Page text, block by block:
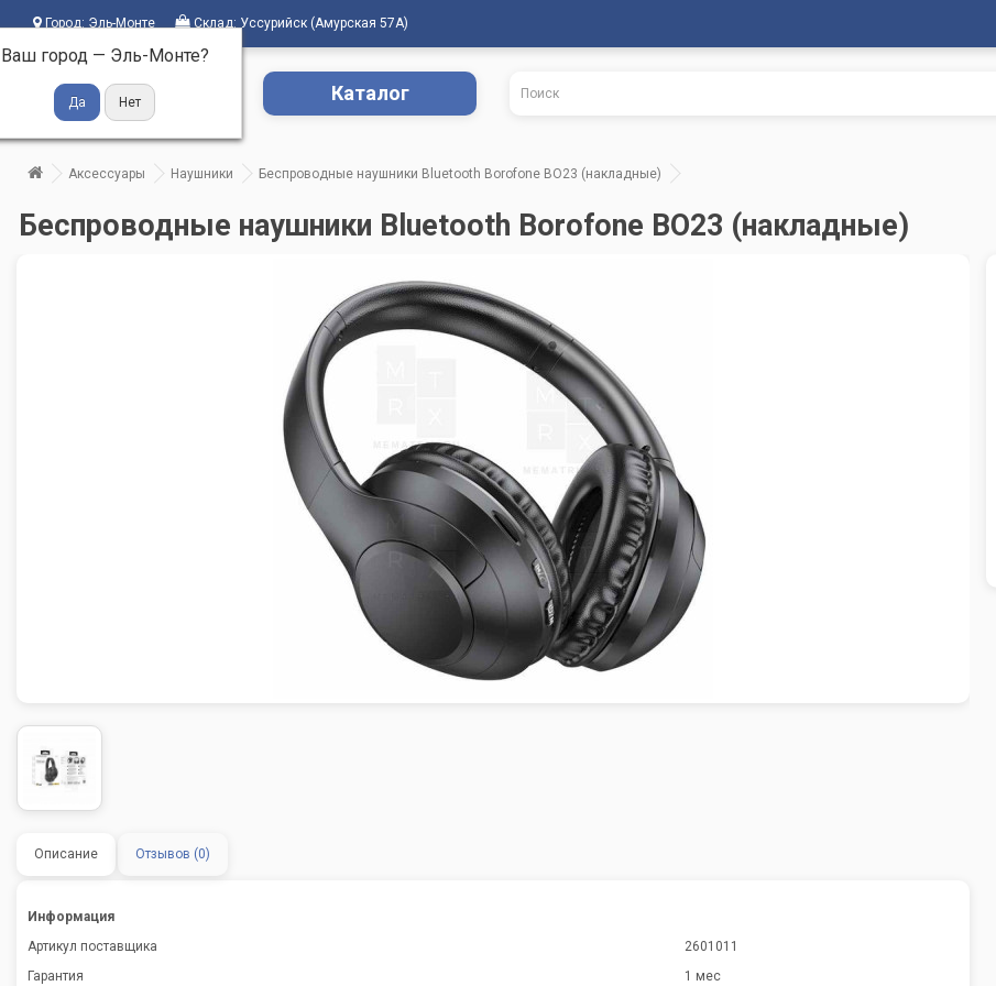
Город: Эль-Монте
Ваш город — Эль-Монте?
Склад: Уссурийск (Амурская 57А)
Каталог
Аксессуары Наушники Беспроводные наушники Bluetooth Borofone BO23 (накладные)
Беспроводные наушники Bluetooth Borofone BO23 (накладные)
Описание Отзывов (0)
Информация
Артикул поставщика
2601011
Гарантия
1 мес